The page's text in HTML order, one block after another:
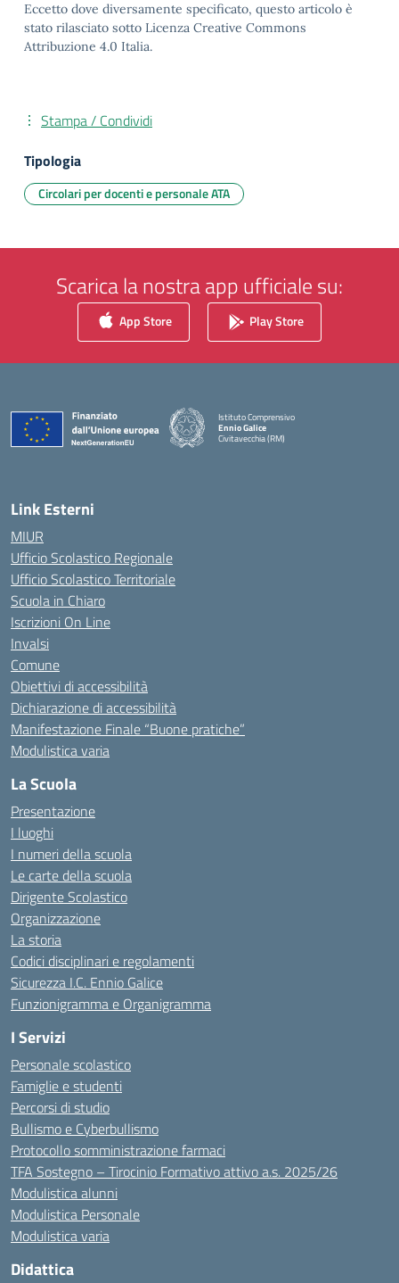
Eccetto dove diversamente specificato, questo articolo è
stato rilasciato sotto Licenza Creative Commons
Attribuzione 4.0 Italia.
Stampa / Condividi
Tipologia
Circolari per docenti e personale ATA
Scarica la nostra app ufficiale su:
App Store Play Store
Istituto Comprensivo
Ennio Galice
Civitavecchia (RM)
Link Esterni
MIUR
Ufficio Scolastico Regionale
Ufficio Scolastico Territoriale
Scuola in Chiaro
Iscrizioni On Line
Invalsi
Comune
Obiettivi di accessibilità
Dichiarazione di accessibilità
Manifestazione Finale “Buone pratiche”
Modulistica varia
La Scuola
Presentazione
I luoghi
I numeri della scuola
Le carte della scuola
Dirigente Scolastico
Organizzazione
La storia
Codici disciplinari e regolamenti
Sicurezza I.C. Ennio Galice
Funzionigramma e Organigramma
I Servizi
Personale scolastico
Famiglie e studenti
Percorsi di studio
Bullismo e Cyberbullismo
Protocollo somministrazione farmaci
TFA Sostegno – Tirocinio Formativo attivo a.s. 2025/26
Modulistica alunni
Modulistica Personale
Modulistica varia
Didattica